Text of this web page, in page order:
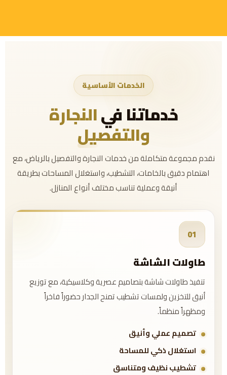
الخدمات الأساسية
خدماتنا فيالنجارة
والتفصيل
نقدم مجموعة متكاملة من خدمات النجارة والتفصيل بالرياض، مع
اهتمام دقيق بالخامات، التشطيب، واستغلال المساحات بطريقة
أنيقة وعملية تناسب مختلف أنواع المنازل.
01
طاولات الشاشة
تنفيذ طاولات شاشة بتصاميم عصرية وكلاسيكية، مع توزيع
أنيق للتخزين ولمسات تشطيب تمنح الجدار حضوراً فاخراً
ومظهراً منظماً.
تصميم عملي وأنيق
استغلال ذكي للمساحة
تشطيب نظيف ومتناسق